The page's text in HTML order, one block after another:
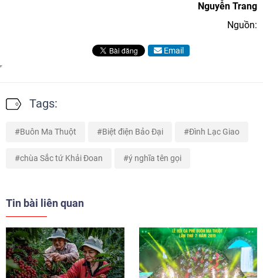
Nguyễn Trang
Nguồn:
Email
Tags:
Buôn Ma Thuột Biệt điện Bảo Đại Đình Lạc Giao
chùa Sắc tứ Khải Đoan ý nghĩa tên gọi
Tin bài liên quan